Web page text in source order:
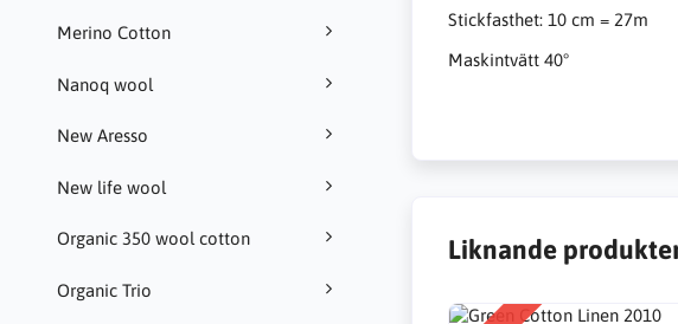
Merino Cotton
Nanoq wool
New Aresso
New life wool
Organic 350 wool cotton
Organic Trio
Stickfasthet: 10 cm = 27m
Maskintvätt 40°
Liknande